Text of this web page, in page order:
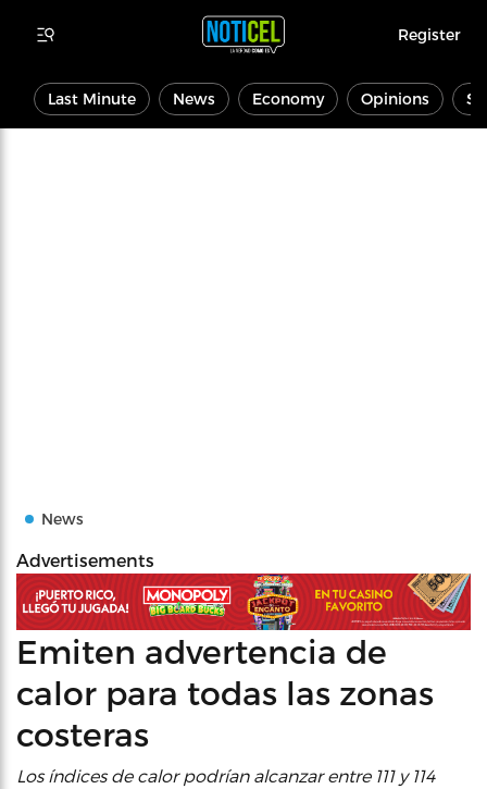
Register
Last Minute News Economy Opinions
News
Advertisements
Emiten advertencia de
calor para todas las zonas
costeras
Los índices de calor podrían alcanzar entre 111 y 114